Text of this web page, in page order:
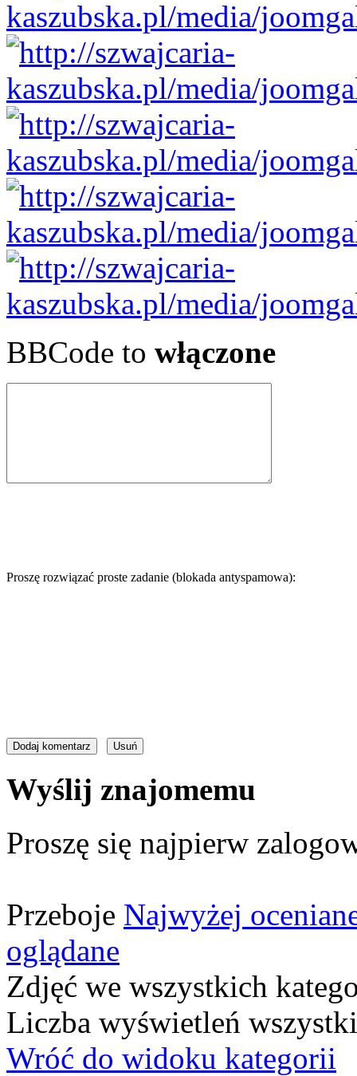
BBCode to włączone
Proszę rozwiązać proste zadanie (blokada antyspamowa):
Wyślij znajomemu
Proszę się najpierw
Przeboje Najwyżej
oglądane
Zdjęć we wszystkich
Liczba wyświetleń
Wróć do widoku kategorii